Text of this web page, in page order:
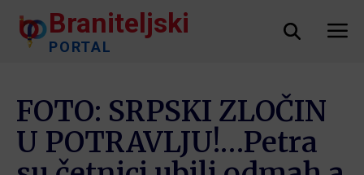
Braniteljski
PORTAL
FOTO: SRPSKI ZLOČIN
U POTRAVLJU!…Petra